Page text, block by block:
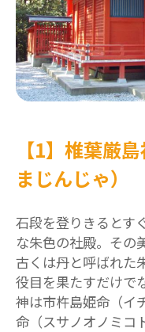
【1】椎葉厳
まじんじゃ）
石段を登りきるとす
な朱色の社殿。その
古くは丹と呼ばれた
役目を果たすだけで
神は市杵島姫命（イ
命（スサノオノミコ